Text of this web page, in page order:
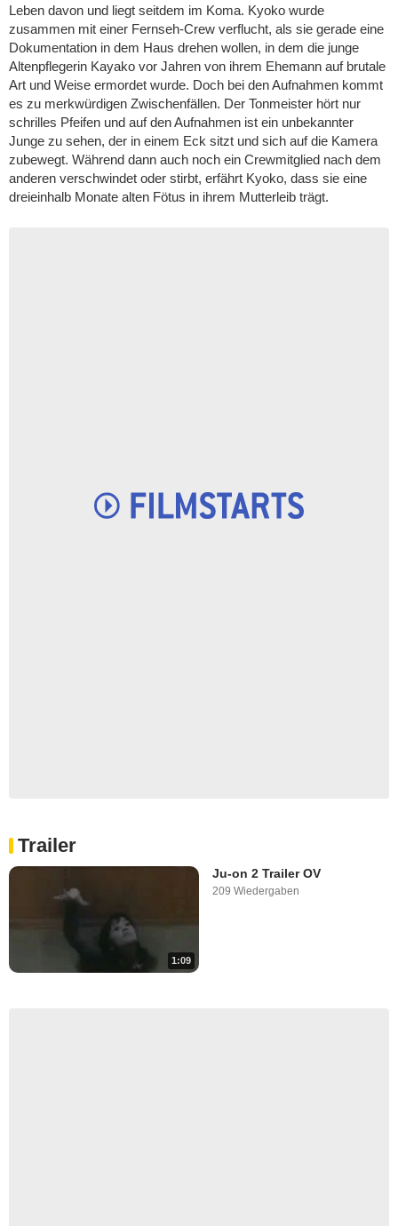
Leben davon und liegt seitdem im Koma. Kyoko wurde
zusammen mit einer Fernseh-Crew verflucht, als sie gerade eine
Dokumentation in dem Haus drehen wollen, in dem die junge
Altenpflegerin Kayako vor Jahren von ihrem Ehemann auf brutale
Art und Weise ermordet wurde. Doch bei den Aufnahmen kommt
es zu merkwürdigen Zwischenfällen. Der Tonmeister hört nur
schrilles Pfeifen und auf den Aufnahmen ist ein unbekannter
Junge zu sehen, der in einem Eck sitzt und sich auf die Kamera
zubewegt. Während dann auch noch ein Crewmitglied nach dem
anderen verschwindet oder stirbt, erfährt Kyoko, dass sie eine
dreieinhalb Monate alten Fötus in ihrem Mutterleib trägt.
Trailer
1:09
Ju-on 2 Trailer OV
209 Wiedergaben